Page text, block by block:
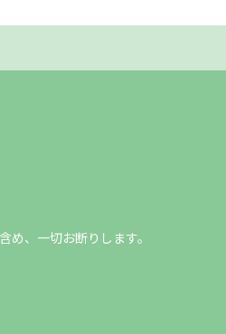
、一切お断りします。